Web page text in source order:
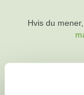
Hvis du